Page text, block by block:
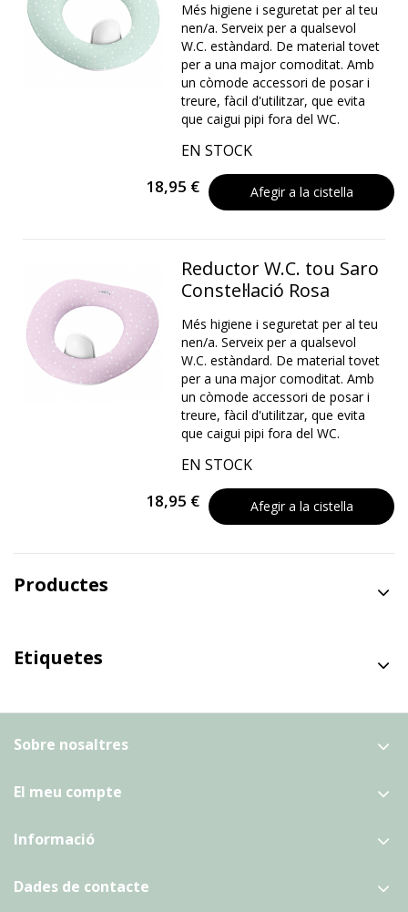
Més higiene i seguretat per al teu
nen/a. Serveix per a qualsevol
W.C. estàndard. De material tovet
per a una major comoditat. Amb
un còmode accessori de posar i
treure, fàcil d'utilitzar, que evita
que caigui pipi fora del WC.
EN STOCK
18,95 € Afegir a la cistella
Reductor W.C. tou Saro
Constel·lació Rosa
Més higiene i seguretat per al teu
nen/a. Serveix per a qualsevol
W.C. estàndard. De material tovet
per a una major comoditat. Amb
un còmode accessori de posar i
treure, fàcil d'utilitzar, que evita
que caigui pipi fora del WC.
EN STOCK
18,95 € Afegir a la cistella
Productes
Etiquetes
Sobre nosaltres
El meu compte
Informació
Dades de contacte